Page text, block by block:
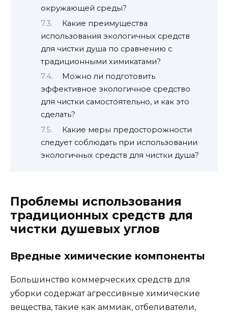
окружающей среды?
Какие преимущества
использования экологичных средств
для чистки душа по сравнению с
традиционными химикатами?
Можно ли подготовить
эффективное экологичное средство
для чистки самостоятельно, и как это
сделать?
Какие меры предосторожности
следует соблюдать при использовании
экологичных средств для чистки душа?
Проблемы использования
традиционных средств для
чистки душевых углов
Вредные химические компоненты
Большинство коммерческих средств для
уборки содержат агрессивные химические
вещества, такие как аммиак, отбеливатели,